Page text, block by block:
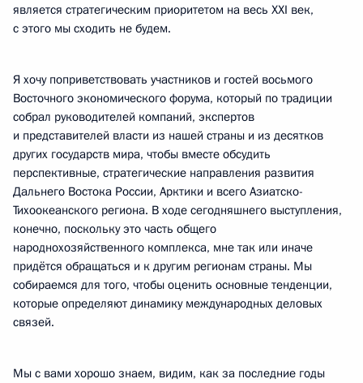
является стратегическим приоритетом на весь XXI век,
с этого мы сходить не будем.
Я хочу поприветствовать участников и гостей восьмого
Восточного экономического форума, который по традиции
собрал руководителей компаний, экспертов
и представителей власти из нашей страны и из десятков
других государств мира, чтобы вместе обсудить
перспективные, стратегические направления развития
Дальнего Востока России, Арктики и всего Азиатско-
Тихоокеанского региона. В ходе сегодняшнего выступления,
конечно, поскольку это часть общего
народнохозяйственного комплекса, мне так или иначе
придётся обращаться и к другим регионам страны. Мы
собираемся для того, чтобы оценить основные тенденции,
которые определяют динамику международных деловых
связей.
Мы с вами хорошо знаем, видим, как за последние годы